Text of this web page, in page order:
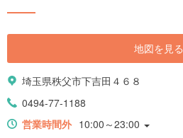
地図を見る
埼玉県秩父市下吉田４６８
0494-77-1188
営業時間外 10:00～23:00